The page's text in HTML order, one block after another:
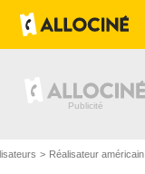
Réalisateur américain